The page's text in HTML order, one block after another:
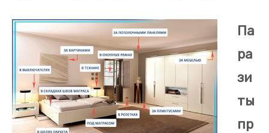
Па
ра
зи
ты
пр